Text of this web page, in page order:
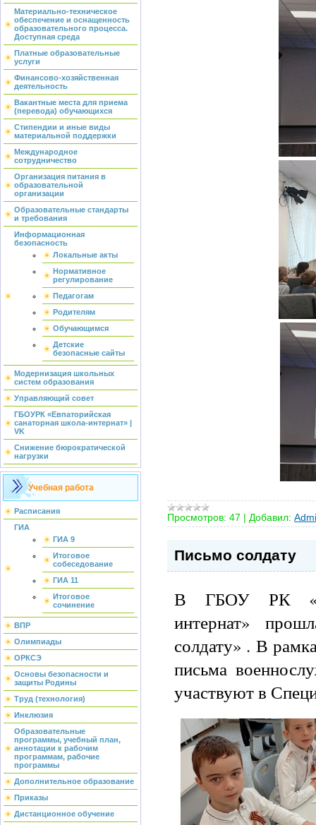
Материально-техническое
обеспечение и оснащенность
образовательного процесса.
Доступная среда
Платные образовательные
услуги
Финансово-хозяйственная
деятельность
Вакантные места для приема
(перевода) обучающихся
Стипендии и иные виды
материальной поддержки
Международное
сотрудничество
Организация питания в
образовательной
организации
Образовательные стандарты
и требования
Информационная
безопасность
Локальные акты
Нормативное
регулирование
Педагогам
Родителям
Обучающимся
Детские
безопасные сайты
Модернизация школьных
систем образования
Управляющий совет
ГБОУРК «Евпаторийская
санаторная школа-интернат» |
VK
Снижение бюрократической
нагрузки
Учебная работа
Расписания
ГИА
ГИА 9
Итоговое
собеседование
ГИА 11
Итоговое
сочинение
ВПР
Олимпиады
ОРКСЭ
Основы безопасности и
защиты Родины
Труд (технология)
Инклюзия
Образовательные
программы, учебный план,
аннотации к рабочим
программам, рабочие
программы
Дополнительное образование
Приказы
Дистанционное обучение
Просмотров: 47 | Добавил:
Письмо солдату
В ГБОУ РК
интернат»
солдату» . В
письма
участвуют в